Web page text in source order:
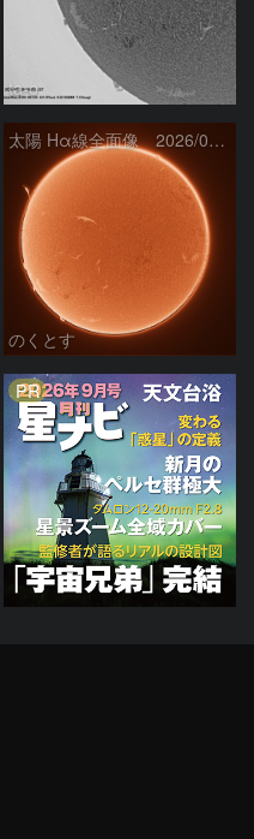
ta-o
太陽 Hα線全面像 2026/08/08
のくとす
PR